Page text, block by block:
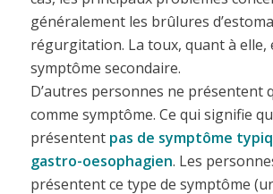
généralement les brûlures
régurgitation. La toux, quant à elle,
symptôme secondaire.
D’autres personnes ne présentent
comme symptôme. Ce qui signifie
présentent pas de symptôme
gastro-oesophagien. Les
présentent ce type de symptôme